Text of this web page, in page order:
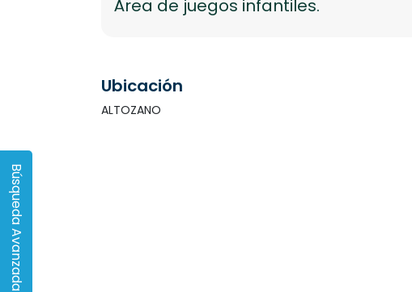
Búsqueda Avanzada
Área de juegos infantiles.
Ubicación
ALTOZANO